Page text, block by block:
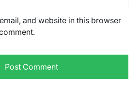
and website in this browser